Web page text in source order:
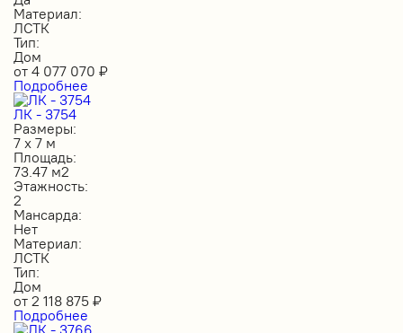
Материал:
ЛСТК
Тип:
Дом
от 4 077 070 ₽
Подробнее
ЛК - 3754
Размеры:
7 х 7 м
Площадь:
73.47 м2
Этажность:
2
Мансарда:
Нет
Материал:
ЛСТК
Тип:
Дом
от 2 118 875 ₽
Подробнее